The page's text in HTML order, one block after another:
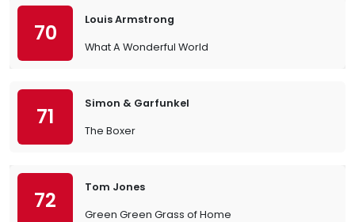
70
Louis Armstrong
What A Wonderful World
71
Simon & Garfunkel
The Boxer
72
Tom Jones
Green Green Grass of Home